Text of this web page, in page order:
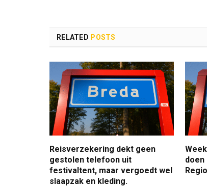
RELATED POSTS
Reisverzekering dekt geen
gestolen telefoon uit
festivaltent, maar vergoedt wel
slaapzak en kleding.
doen
Regio